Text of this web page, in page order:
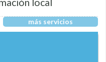
local
más servicios